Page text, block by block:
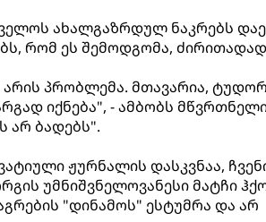
ახალგაზრდულ ნაკრებს
რომ ეს შემოდგომა,
პრობლემა. მთავარია,
იქნება", - ამბობს
არ ბადებს".
ჟურნალის დასკვნაა,
უმნიშვნელოვანესი მატჩი
"დინამოს" ესტუმრა და არ